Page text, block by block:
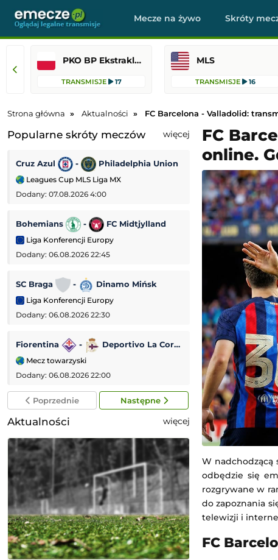
Mecze na żywo Skróty
PKO BP Ekstraklasa
TRANSMISJE 17
MLS
TRANSMISJE 16
Strona główna Aktualności FC Barcelona - Valladolid:
Popularne skróty meczów więcej
Cruz Azul - Philadelphia Union
Leagues Cup MLS Liga MX
Dodany: 07.08.2026 4:00
Bohemians - FC Midtjylland
Liga Konferencji Europy
Dodany: 06.08.2026 22:45
SC Braga - Dinamo Mińsk
Liga Konferencji Europy
Dodany: 06.08.2026 22:30
Fiorentina - Deportivo La Coruña
Mecz towarzyski
Dodany: 06.08.2026 22:00
AS Monaco -
Mecz towarzyski
Dodany: 06.08.2026
PAOK Saloniki
Liga Europejska
Dodany: 06.08.2026
Dynamo Kijów
Liga Konferencji
Dodany: 06.08.2026
Lincoln Red Imps
Liga Europejska
Dodany: 06.08.2026
Poprzednie Następne
Aktualności więcej
FC
online.
W nadchodzącą
odbędzie się
rozgrywane w
do zapoznania
telewizji i
FC